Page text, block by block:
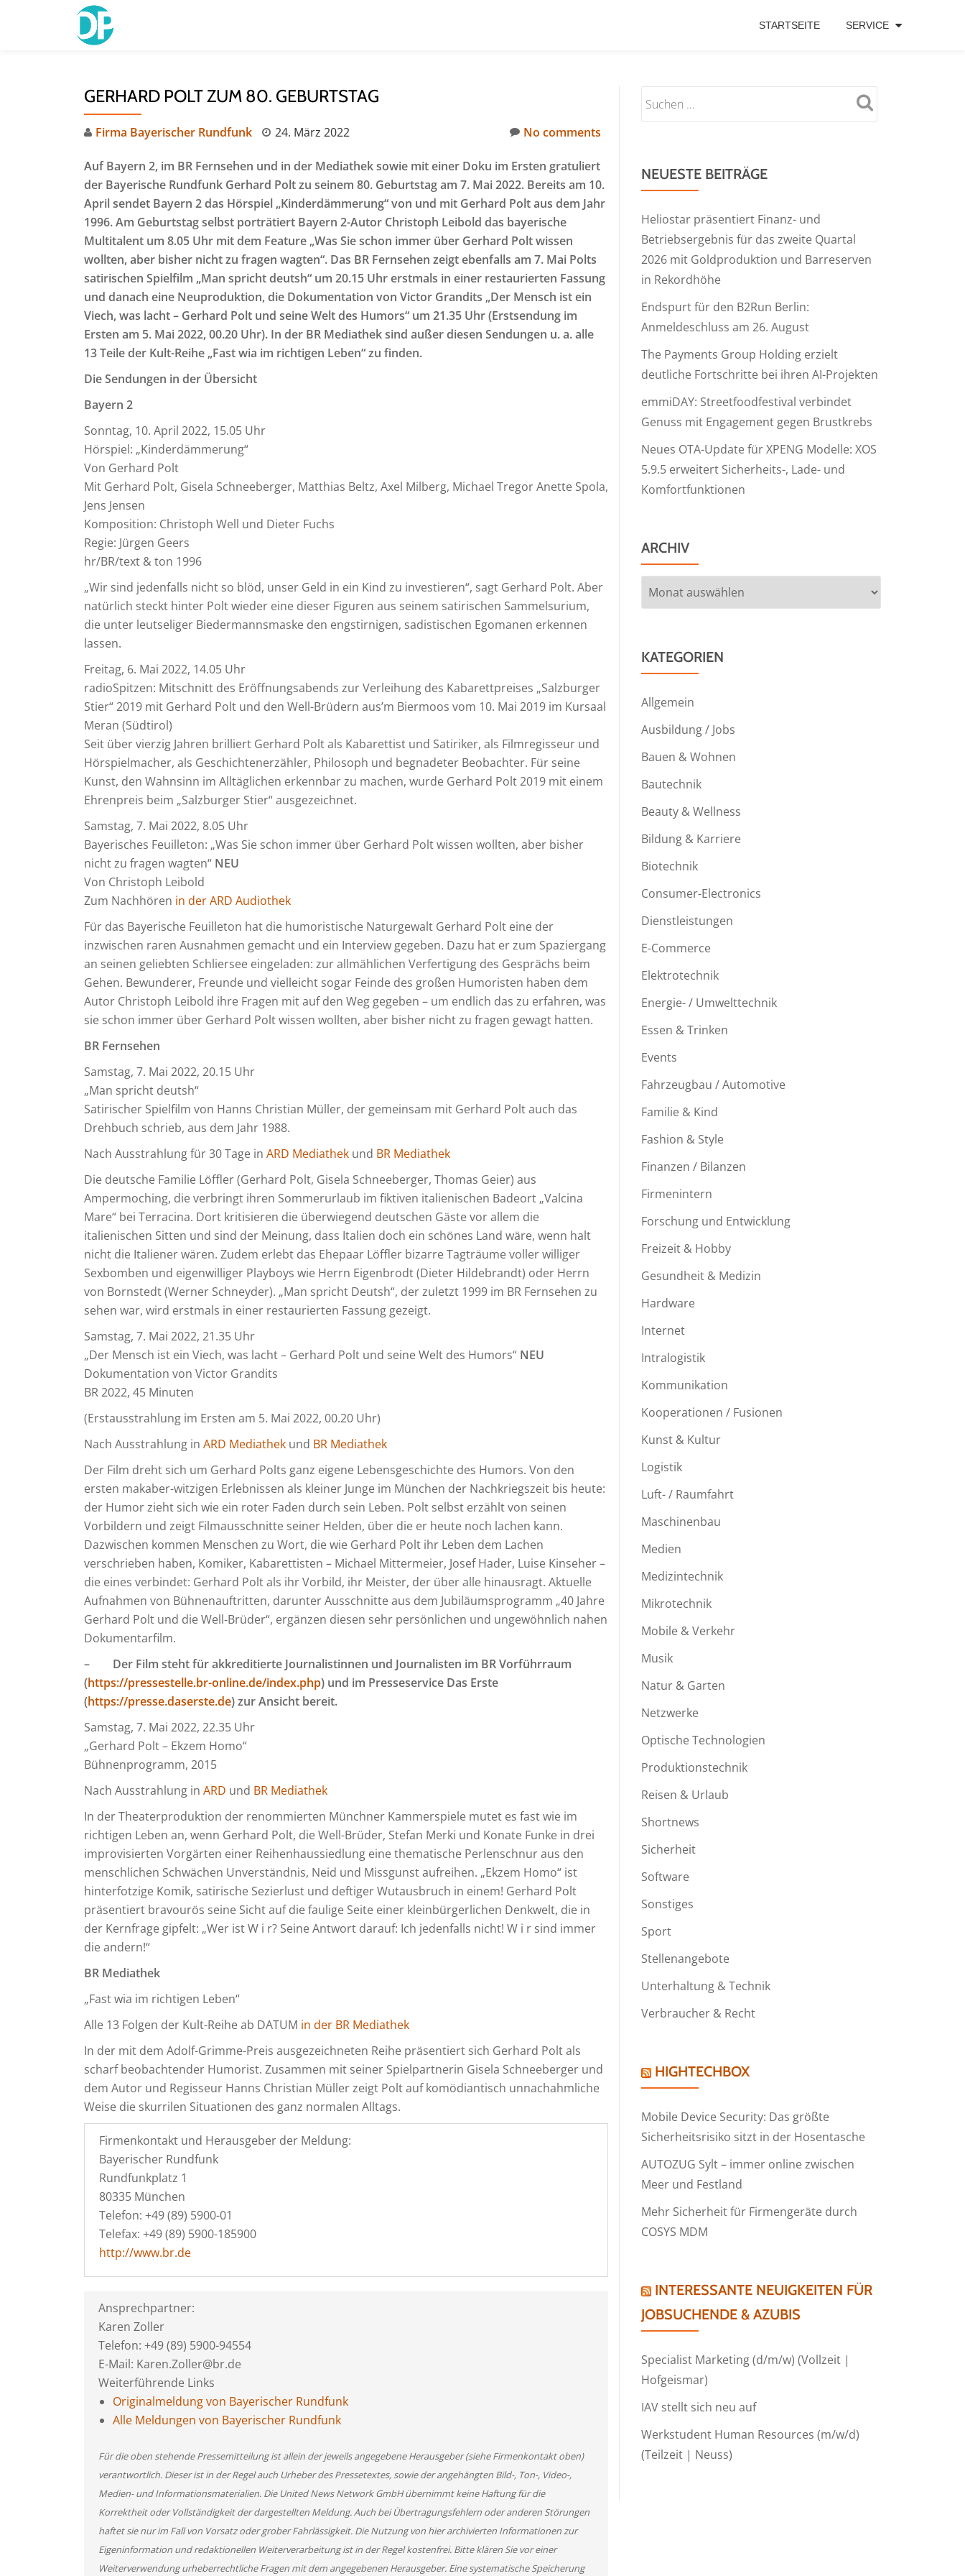
STARTSEITE SERVICE
GERHARD POLT ZUM 80. GEBURTSTAG
Firma Bayerischer Rundfunk 24. März 2022 No comments
Auf Bayern 2, im BR Fernsehen und in der Mediathek sowie mit einer Doku im Ersten gratuliert
der Bayerische Rundfunk Gerhard Polt zu seinem 80. Geburtstag am 7. Mai 2022. Bereits am 10.
April sendet Bayern 2 das Hörspiel „Kinderdämmerung“ von und mit Gerhard Polt aus dem Jahr
1996. Am Geburtstag selbst porträtiert Bayern 2-Autor Christoph Leibold das bayerische
Multitalent um 8.05 Uhr mit dem Feature „Was Sie schon immer über Gerhard Polt wissen
wollten, aber bisher nicht zu fragen wagten“. Das BR Fernsehen zeigt ebenfalls am 7. Mai Polts
satirischen Spielfilm „Man spricht deutsh“ um 20.15 Uhr erstmals in einer restaurierten Fassung
und danach eine Neuproduktion, die Dokumentation von Victor Grandits „Der Mensch ist ein
Viech, was lacht – Gerhard Polt und seine Welt des Humors“ um 21.35 Uhr (Erstsendung im
Ersten am 5. Mai 2022, 00.20 Uhr). In der BR Mediathek sind außer diesen Sendungen u. a. alle
13 Teile der Kult-Reihe „Fast wia im richtigen Leben“ zu finden.
Die Sendungen in der Übersicht
Bayern 2
Sonntag, 10. April 2022, 15.05 Uhr
Hörspiel: „Kinderdämmerung“
Von Gerhard Polt
Mit Gerhard Polt, Gisela Schneeberger, Matthias Beltz, Axel Milberg, Michael Tregor Anette Spola,
Jens Jensen
Komposition: Christoph Well und Dieter Fuchs
Regie: Jürgen Geers
hr/BR/text & ton 1996
„Wir sind jedenfalls nicht so blöd, unser Geld in ein Kind zu investieren“, sagt Gerhard Polt. Aber
natürlich steckt hinter Polt wieder eine dieser Figuren aus seinem satirischen Sammelsurium,
die unter leutseliger Biedermannsmaske den engstirnigen, sadistischen Egomanen erkennen
lassen.
Freitag, 6. Mai 2022, 14.05 Uhr
radioSpitzen: Mitschnitt des Eröffnungsabends zur Verleihung des Kabarettpreises „Salzburger
Stier“ 2019 mit Gerhard Polt und den Well-Brüdern aus’m Biermoos vom 10. Mai 2019 im Kursaal
Meran (Südtirol)
Seit über vierzig Jahren brilliert Gerhard Polt als Kabarettist und Satiriker, als Filmregisseur und
Hörspielmacher, als Geschichtenerzähler, Philosoph und begnadeter Beobachter. Für seine
Kunst, den Wahnsinn im Alltäglichen erkennbar zu machen, wurde Gerhard Polt 2019 mit einem
Ehrenpreis beim „Salzburger Stier“ ausgezeichnet.
Samstag, 7. Mai 2022, 8.05 Uhr
Bayerisches Feuilleton: „Was Sie schon immer über Gerhard Polt wissen wollten, aber bisher
nicht zu fragen wagten“ NEU
Von Christoph Leibold
Zum Nachhören in der ARD Audiothek
Für das Bayerische Feuilleton hat die humoristische Naturgewalt Gerhard Polt eine der
inzwischen raren Ausnahmen gemacht und ein Interview gegeben. Dazu hat er zum Spaziergang
an seinen geliebten Schliersee eingeladen: zur allmählichen Verfertigung des Gesprächs beim
Gehen. Bewunderer, Freunde und vielleicht sogar Feinde des großen Humoristen haben dem
Autor Christoph Leibold ihre Fragen mit auf den Weg gegeben – um endlich das zu erfahren, was
sie schon immer über Gerhard Polt wissen wollten, aber bisher nicht zu fragen gewagt hatten.
BR Fernsehen
Samstag, 7. Mai 2022, 20.15 Uhr
„Man spricht deutsh“
Satirischer Spielfilm von Hanns Christian Müller, der gemeinsam mit Gerhard Polt auch das
Drehbuch schrieb, aus dem Jahr 1988.
Nach Ausstrahlung für 30 Tage in ARD Mediathek und BR Mediathek
Die deutsche Familie Löffler (Gerhard Polt, Gisela Schneeberger, Thomas Geier) aus
Ampermoching, die verbringt ihren Sommerurlaub im fiktiven italienischen Badeort „Valcina
Mare“ bei Terracina. Dort kritisieren die überwiegend deutschen Gäste vor allem die
italienischen Sitten und sind der Meinung, dass Italien doch ein schönes Land wäre, wenn halt
nicht die Italiener wären. Zudem erlebt das Ehepaar Löffler bizarre Tagträume voller williger
Sexbomben und eigenwilliger Playboys wie Herrn Eigenbrodt (Dieter Hildebrandt) oder Herrn
von Bornstedt (Werner Schneyder). „Man spricht Deutsh“, der zuletzt 1999 im BR Fernsehen zu
sehen war, wird erstmals in einer restaurierten Fassung gezeigt.
Samstag, 7. Mai 2022, 21.35 Uhr
„Der Mensch ist ein Viech, was lacht – Gerhard Polt und seine Welt des Humors“ NEU
Dokumentation von Victor Grandits
BR 2022, 45 Minuten
(Erstausstrahlung im Ersten am 5. Mai 2022, 00.20 Uhr)
Nach Ausstrahlung in ARD Mediathek und BR Mediathek
Der Film dreht sich um Gerhard Polts ganz eigene Lebensgeschichte des Humors. Von den
ersten makaber-witzigen Erlebnissen als kleiner Junge im München der Nachkriegszeit bis heute:
der Humor zieht sich wie ein roter Faden durch sein Leben. Polt selbst erzählt von seinen
Vorbildern und zeigt Filmausschnitte seiner Helden, über die er heute noch lachen kann.
Dazwischen kommen Menschen zu Wort, die wie Gerhard Polt ihr Leben dem Lachen
verschrieben haben, Komiker, Kabarettisten – Michael Mittermeier, Josef Hader, Luise Kinseher –
die eines verbindet: Gerhard Polt als ihr Vorbild, ihr Meister, der über alle hinausragt. Aktuelle
Aufnahmen von Bühnenauftritten, darunter Ausschnitte aus dem Jubiläumsprogramm „40 Jahre
Gerhard Polt und die Well-Brüder“, ergänzen diesen sehr persönlichen und ungewöhnlich nahen
Dokumentarfilm.
– Der Film steht für akkreditierte Journalistinnen und Journalisten im BR Vorführraum
(https://pressestelle.br-online.de/index.php) und im Presseservice Das Erste
(https://presse.daserste.de) zur Ansicht bereit.
Samstag, 7. Mai 2022, 22.35 Uhr
„Gerhard Polt – Ekzem Homo“
Bühnenprogramm, 2015
Nach Ausstrahlung in ARD und BR Mediathek
In der Theaterproduktion der renommierten Münchner Kammerspiele mutet es fast wie im
richtigen Leben an, wenn Gerhard Polt, die Well-Brüder, Stefan Merki und Konate Funke in drei
improvisierten Vorgärten einer Reihenhaussiedlung eine thematische Perlenschnur aus den
menschlichen Schwächen Unverständnis, Neid und Missgunst aufreihen. „Ekzem Homo“ ist
hinterfotzige Komik, satirische Sezierlust und deftiger Wutausbruch in einem! Gerhard Polt
präsentiert bravourös seine Sicht auf die faulige Seite einer kleinbürgerlichen Denkwelt, die in
der Kernfrage gipfelt: „Wer ist W i r? Seine Antwort darauf: Ich jedenfalls nicht! W i r sind immer
die andern!“
BR Mediathek
„Fast wia im richtigen Leben“
Alle 13 Folgen der Kult-Reihe ab DATUM in der BR Mediathek
In der mit dem Adolf-Grimme-Preis ausgezeichneten Reihe präsentiert sich Gerhard Polt als
scharf beobachtender Humorist. Zusammen mit seiner Spielpartnerin Gisela Schneeberger und
dem Autor und Regisseur Hanns Christian Müller zeigt Polt auf komödiantisch unnachahmliche
Weise die skurrilen Situationen des ganz normalen Alltags.
Firmenkontakt und Herausgeber der Meldung:
Bayerischer Rundfunk
Rundfunkplatz 1
80335 München
Telefon: +49 (89) 5900-01
Telefax: +49 (89) 5900-185900
http://www.br.de
Ansprechpartner:
Karen Zoller
Telefon: +49 (89) 5900-94554
E-Mail: Karen.Zoller@br.de
Weiterführende Links
Originalmeldung von Bayerischer Rundfunk
Alle Meldungen von Bayerischer Rundfunk
Für die oben stehende Pressemitteilung ist allein der jeweils angegebene Herausgeber (siehe Firmenkontakt oben)
verantwortlich. Dieser ist in der Regel auch Urheber des Pressetextes, sowie der angehängten Bild-, Ton-, Video-,
Medien- und Informationsmaterialien. Die United News Network GmbH übernimmt keine Haftung für die
Korrektheit oder Vollständigkeit der dargestellten Meldung. Auch bei Übertragungsfehlern oder anderen Störungen
haftet sie nur im Fall von Vorsatz oder grober Fahrlässigkeit. Die Nutzung von hier archivierten Informationen zur
Eigeninformation und redaktionellen Weiterverarbeitung ist in der Regel kostenfrei. Bitte klären Sie vor einer
Weiterverwendung urheberrechtliche Fragen mit dem angegebenen Herausgeber. Eine systematische Speicherung
NEUESTE BEITRÄGE
Heliostar präsentiert Finanz- und
Betriebsergebnis für das zweite Quartal
2026 mit Goldproduktion und Barreserven
in Rekordhöhe
Endspurt für den B2Run Berlin:
Anmeldeschluss am 26. August
The Payments Group Holding erzielt
deutliche Fortschritte bei ihren AI-Projekten
emmiDAY: Streetfoodfestival verbindet
Genuss mit Engagement gegen Brustkrebs
Neues OTA-Update für XPENG Modelle: XOS
5.9.5 erweitert Sicherheits-, Lade- und
Komfortfunktionen
ARCHIV
Archiv
KATEGORIEN
Allgemein
Ausbildung / Jobs
Bauen & Wohnen
Bautechnik
Beauty & Wellness
Bildung & Karriere
Biotechnik
Consumer-Electronics
Dienstleistungen
E-Commerce
Elektrotechnik
Energie- / Umwelttechnik
Essen & Trinken
Events
Fahrzeugbau / Automotive
Familie & Kind
Fashion & Style
Finanzen / Bilanzen
Firmenintern
Forschung und Entwicklung
Freizeit & Hobby
Gesundheit & Medizin
Hardware
Internet
Intralogistik
Kommunikation
Kooperationen / Fusionen
Kunst & Kultur
Logistik
Luft- / Raumfahrt
Maschinenbau
Medien
Medizintechnik
Mikrotechnik
Mobile & Verkehr
Musik
Natur & Garten
Netzwerke
Optische Technologien
Produktionstechnik
Reisen & Urlaub
Shortnews
Sicherheit
Software
Sonstiges
Sport
Stellenangebote
Unterhaltung & Technik
Verbraucher & Recht
HIGHTECHBOX
Mobile Device Security: Das größte
Sicherheitsrisiko sitzt in der Hosentasche
AUTOZUG Sylt – immer online zwischen
Meer und Festland
Mehr Sicherheit für Firmengeräte durch
COSYS MDM
INTERESSANTE NEUIGKEITEN FÜR
JOBSUCHENDE & AZUBIS
Specialist Marketing (d/m/w) (Vollzeit |
Hofgeismar)
IAV stellt sich neu auf
Werkstudent Human Resources (m/w/d)
(Teilzeit | Neuss)